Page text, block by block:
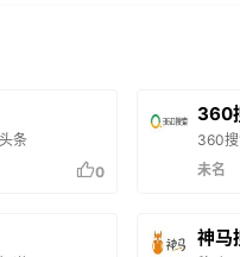
条
0
360
360
未名
神马